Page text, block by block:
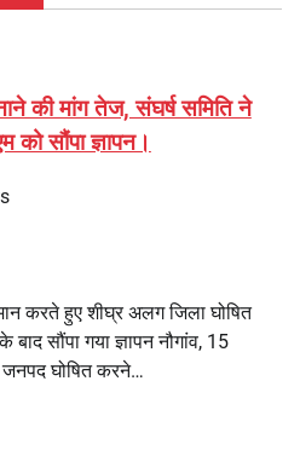
की मांग तेज, संघर्ष समिति ने
को सौंपा ज्ञापन।
करते हुए शीघ्र अलग जिला घोषित
सौंपा गया ज्ञापन नौगांव, 15
घोषित करने…